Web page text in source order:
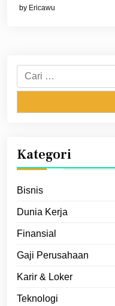
by Ericawu
Cari
untuk:
Kategori
Bisnis
Dunia Kerja
Finansial
Gaji Perusahaan
Karir & Loker
Teknologi